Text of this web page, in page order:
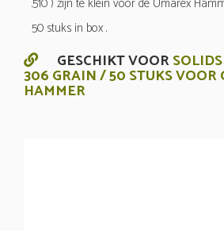
50 stuks in box .
GESCHIKT VOOR
306 GRAIN / 50 STUKS VOOR
HAMMER